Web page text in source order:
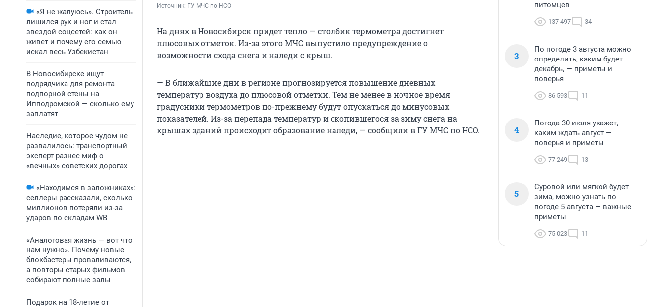
«Я не жалуюсь». Строитель
лишился рук и ног и стал
звездой соцсетей: как он
живет и почему его семью
искал весь Узбекистан
В Новосибирске ищут
подрядчика для ремонта
подпорной стены на
Ипподромской — сколько ему
заплатят
Наследие, которое чудом не
развалилось: транспортный
эксперт разнес миф о
«вечных» советских дорогах
«Находимся в заложниках»:
селлеры рассказали, сколько
миллионов потеряли из-за
ударов по складам WB
«Аналоговая жизнь — вот что
нам нужно». Почему новые
блокбастеры проваливаются,
а повторы старых фильмов
собирают полные залы
Подарок на 18-летие от
Источник: ГУ МЧС по НСО
На днях в Новосибирск придет тепло — столбик термометра достигнет
плюсовых отметок. Из-за этого МЧС выпустило предупреждение о
возможности схода снега и наледи с крыш.
— В ближайшие дни в регионе прогнозируется повышение дневных
температур воздуха до плюсовой отметки. Тем не менее в ночное время
градусники термометров по-прежнему будут опускаться до минусовых
показателей. Из-за перепада температур и скопившегося за зиму снега на
крышах зданий происходит образование наледи, — сообщили в ГУ МЧС по НСО.
питомцев
137 497 34
3
По погоде 3 августа можно
определить, каким будет
декабрь, — приметы и
поверья
86 593 11
4
Погода 30 июля укажет,
каким ждать август —
поверья и приметы
77 249 13
5
Суровой или мягкой будет
зима, можно узнать по
погоде 5 августа — важные
приметы
75 023 11